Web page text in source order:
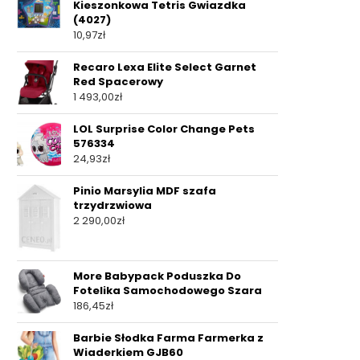
Kieszonkowa Tetris Gwiazdka
(4027)
10,97zł
Recaro Lexa Elite Select Garnet
Red Spacerowy
1 493,00zł
LOL Surprise Color Change Pets
576334
24,93zł
Pinio Marsylia MDF szafa
trzydrzwiowa
2 290,00zł
More Babypack Poduszka Do
Fotelika Samochodowego Szara
186,45zł
Barbie Słodka Farma Farmerka z
Wiaderkiem GJB60